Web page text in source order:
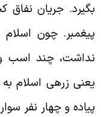
جریان نفاق
چون اسلام
و چهار نفر